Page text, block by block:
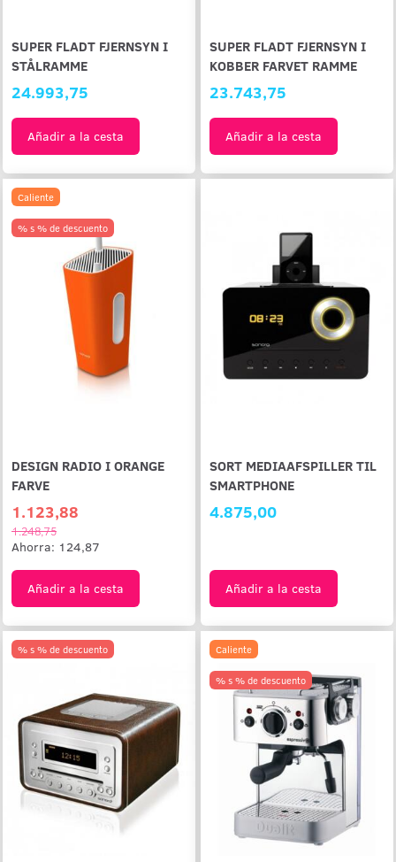
SUPER FLADT FJERNSYN I
STÅLRAMME
24.993,75
Añadir a la cesta
SUPER FLADT FJERNSYN I
KOBBER FARVET RAMME
23.743,75
Añadir a la cesta
Caliente
% s % de descuento
DESIGN RADIO I ORANGE
FARVE
1.123,88
1.248,75
Ahorra: 124,87
Añadir a la cesta
SORT MEDIAAFSPILLER TIL
SMARTPHONE
4.875,00
Añadir a la cesta
% s % de descuento Caliente
% s % de descuento